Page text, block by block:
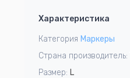
3
Характеристика
Категория Маркеры
Страна производитель:
Размер: L